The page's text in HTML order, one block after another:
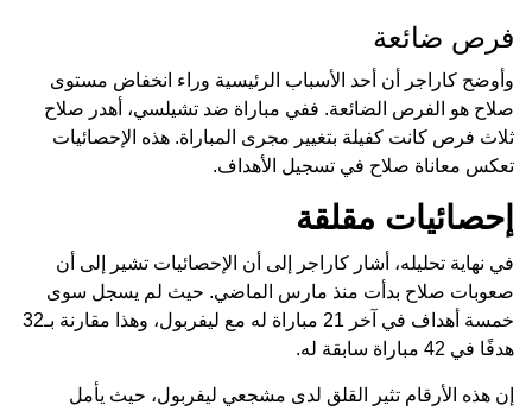
فرص ضائعة
وأوضح كاراجر أن أحد الأسباب الرئيسية وراء انخفاض مستوى
صلاح هو الفرص الضائعة. ففي مباراة ضد تشيلسي، أهدر صلاح
ثلاث فرص كانت كفيلة بتغيير مجرى المباراة. هذه الإحصائيات
تعكس معاناة صلاح في تسجيل الأهداف.
إحصائيات مقلقة
في نهاية تحليله، أشار كاراجر إلى أن الإحصائيات تشير إلى أن
صعوبات صلاح بدأت منذ مارس الماضي. حيث لم يسجل سوى
خمسة أهداف في آخر 21 مباراة له مع ليفربول، وهذا مقارنة بـ32
هدفًا في 42 مباراة سابقة له.
إن هذه الأرقام تثير القلق لدى مشجعي ليفربول، حيث يأمل